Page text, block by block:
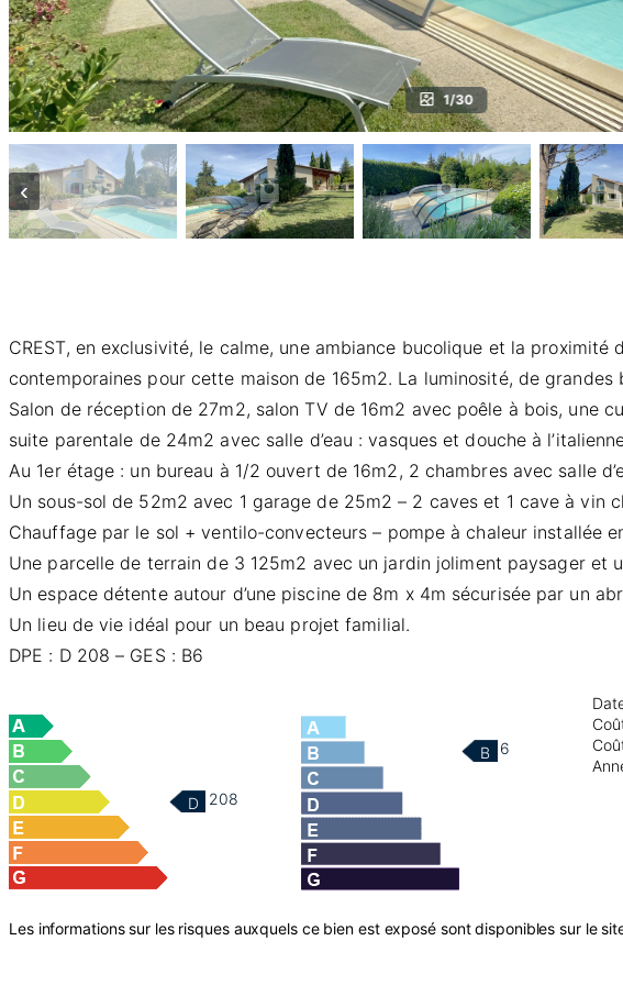
1/30
‹
CREST, en exclusivité, le calme, une ambiance bucolique et la
contemporaines pour cette maison de 165m2. La luminosité, de
Salon de réception de 27m2, salon TV de 16m2 avec poêle à bois, une
suite parentale de 24m2 avec salle d’eau : vasques et douche à
Au 1er étage : un bureau à 1/2 ouvert de 16m2, 2 chambres avec salle
Un sous-sol de 52m2 avec 1 garage de 25m2 – 2 caves et 1 cave à vin
Chauffage par le sol + ventilo-convecteurs – pompe à chaleur installée
Une parcelle de terrain de 3 125m2 avec un jardin joliment paysager et
Un espace détente autour d’une piscine de 8m x 4m sécurisée par un
Un lieu de vie idéal pour un beau projet familial.
DPE : D 208 – GES : B6
D 208
B 6
Les informations sur les risques auxquels ce bien est exposé sont disponibles sur le